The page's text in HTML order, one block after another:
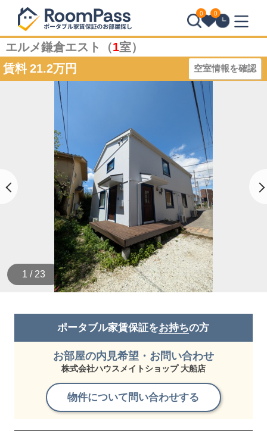
0 0
エルメ鎌倉エスト（1室）
賃料 21.2万円 空室情報を確認
1 / 23
ポータブル家賃保証をお持ちの方
お部屋の内見希望・お問い合わせ
株式会社ハウスメイトショップ 大船店
物件について問い合わせする